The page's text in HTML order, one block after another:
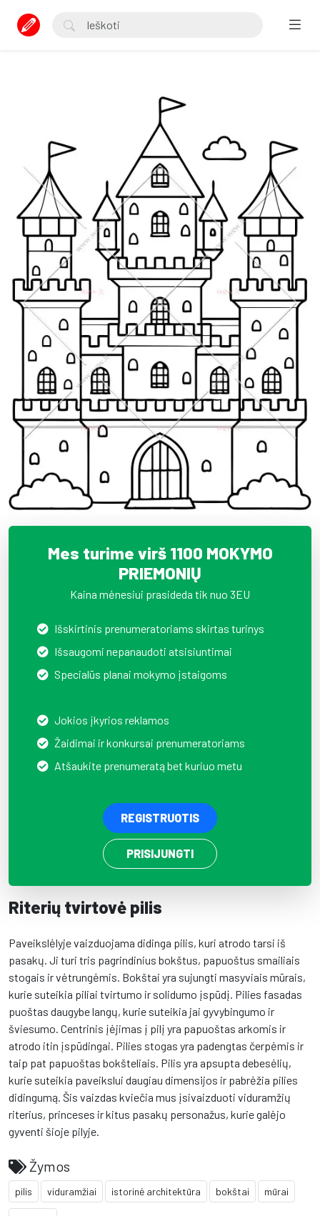
Mes turime virš 1100 MOKYMO
PRIEMONIŲ
Kaina mėnesiui prasideda tik nuo 3EU
Išskirtinis prenumeratoriams skirtas turinys
Išsaugomi nepanaudoti atsisiuntimai
Specialūs planai mokymo įstaigoms
Jokios įkyrios reklamos
Žaidimai ir konkursai prenumeratoriams
Atšaukite prenumeratą bet kuriuo metu
REGISTRUOTIS
PRISIJUNGTI
Riterių tvirtovė pilis
Paveikslėlyje vaizduojama didinga pilis, kuri atrodo tarsi iš
pasakų. Ji turi tris pagrindinius bokštus, papuoštus smailiais
stogais ir vėtrungėmis. Bokštai yra sujungti masyviais mūrais,
kurie suteikia piliai tvirtumo ir solidumo įspūdį. Pilies fasadas
puoštas daugybe langų, kurie suteikia jai gyvybingumo ir
šviesumo. Centrinis įėjimas į pilį yra papuoštas arkomis ir
atrodo itin įspūdingai. Pilies stogas yra padengtas čerpėmis ir
taip pat papuoštas bokšteliais. Pilis yra apsupta debesėlių,
kurie suteikia paveikslui daugiau dimensijos ir pabrėžia pilies
didingumą. Šis vaizdas kviečia mus įsivaizduoti viduramžių
riterius, princeses ir kitus pasakų personažus, kurie galėjo
gyventi šioje pilyje.
Žymos
pilis viduramžiai istorinė architektūra bokštai mūrai